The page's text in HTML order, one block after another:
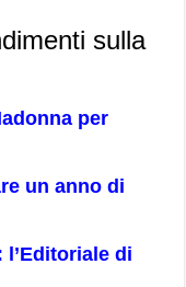
sulla
per
un anno di
l’Editoriale di